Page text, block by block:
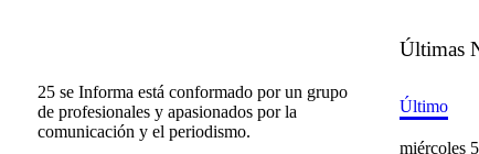
25 se Informa está conformado por un grupo
de profesionales y apasionados por la
comunicación y el periodismo.
Últimas
Último
miércoles